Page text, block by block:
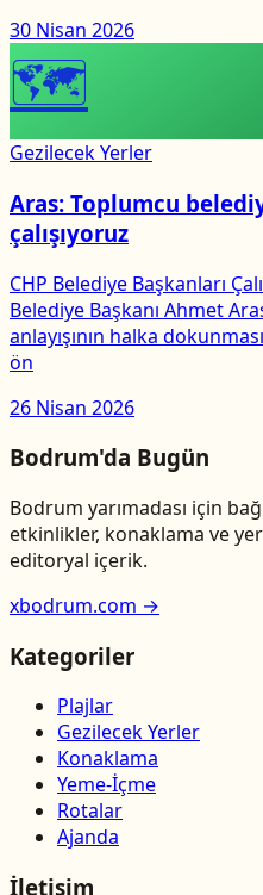
30 Nisan 2026
🗺
Gezilecek Yerler
Aras: Toplumcu
çalışıyoruz
CHP Belediye Başkanları
Belediye Başkanı Ahmet
anlayışının halka
ön
26 Nisan 2026
Bodrum'da Bugün
Bodrum yarımadası için
etkinlikler, konaklama ve
editoryal içerik.
xbodrum.com →
Kategoriler
Plajlar
Gezilecek Yerler
Konaklama
Yeme-İçme
Rotalar
Ajanda
İletişim